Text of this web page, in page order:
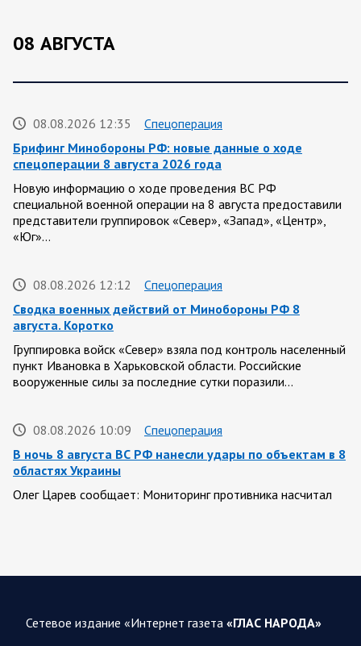
08 АВГУСТА
08.08.2026 12:35
Спецоперация
Брифинг Минобороны РФ: новые данные о ходе
спецоперации 8 августа 2026 года
Новую информацию о ходе проведения ВС РФ
специальной военной операции на 8 августа предоставили
представители группировок «Север», «Запад», «Центр»,
«Юг»…
08.08.2026 12:12
Спецоперация
Сводка военных действий от Минобороны РФ 8
августа. Коротко
Группировка войск «Север» взяла под контроль населенный
пункт Ивановка в Харьковской области. Российские
вооруженные силы за последние сутки поразили…
08.08.2026 10:09
Спецоперация
В ночь 8 августа ВС РФ нанесли удары по объектам в 8
областях Украины
Олег Царев сообщает: Мониторинг противника насчитал
08.08.2026 10:05
Спецоперация
397 украинских БПЛА сбито ПВО ночью над 15 субъектами
Сетевое издание «Интернет газета «ГЛАС НАРОДА»